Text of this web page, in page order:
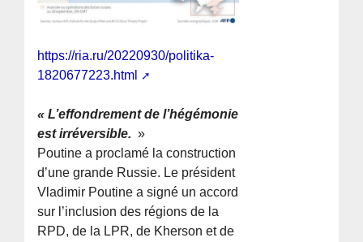
https://ria.ru/20220930/politika-
1820677223.html
« L’effondrement de l’hégémonie
est irréversible. »
Poutine a proclamé la construction
d’une grande Russie. Le président
Vladimir Poutine a signé un accord
sur l’inclusion des régions de la
RPD, de la LPR, de Kherson et de